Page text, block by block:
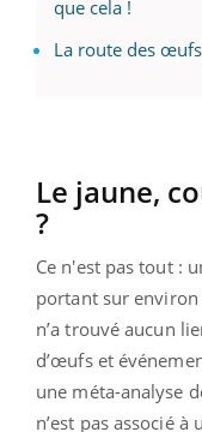
que cela !
La route des
Le jaune,
?
Ce n'est pas tout :
portant sur
n’a trouvé aucun
d’œufs et
une méta-analyse
n’est pas associé